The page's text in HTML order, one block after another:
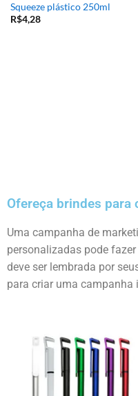
Squeeze plástico 250ml
R$4,28
Ofereça brindes para
Uma campanha de
personalizadas pode
deve ser lembrada por
para criar uma